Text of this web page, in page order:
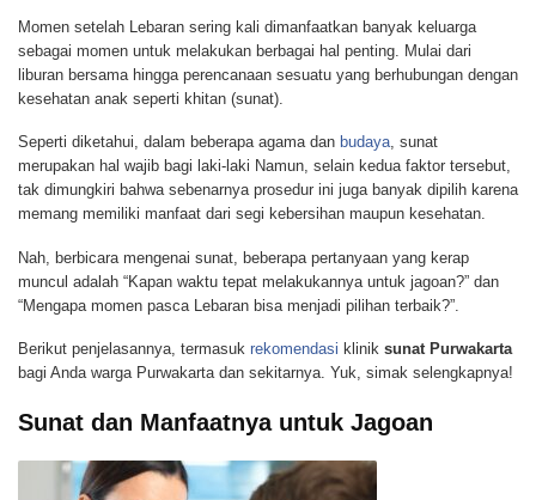
Momen setelah Lebaran sering kali dimanfaatkan banyak keluarga
sebagai momen untuk melakukan berbagai hal penting. Mulai dari
liburan bersama hingga perencanaan sesuatu yang berhubungan dengan
kesehatan anak seperti khitan (sunat).
Seperti diketahui, dalam beberapa agama dan budaya, sunat
merupakan hal wajib bagi laki-laki Namun, selain kedua faktor tersebut,
tak dimungkiri bahwa sebenarnya prosedur ini juga banyak dipilih karena
memang memiliki manfaat dari segi kebersihan maupun kesehatan.
Nah, berbicara mengenai sunat, beberapa pertanyaan yang kerap
muncul adalah “Kapan waktu tepat melakukannya untuk jagoan?” dan
“Mengapa momen pasca Lebaran bisa menjadi pilihan terbaik?”.
Berikut penjelasannya, termasuk rekomendasi klinik sunat Purwakarta
bagi Anda warga Purwakarta dan sekitarnya. Yuk, simak selengkapnya!
Sunat dan Manfaatnya untuk Jagoan